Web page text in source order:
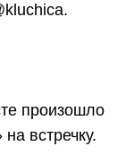
произошло
встречку.